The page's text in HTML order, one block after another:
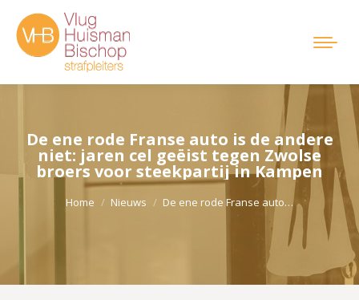
De ene rode Franse auto is de andere
niet: jaren cel geëist tegen Zwolse
broers voor steekpartij in Kampen
Je bent hier:
Home Nieuws De ene rode Franse auto…